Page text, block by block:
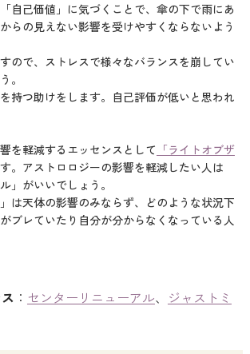
自己価値」に気づくことで、傘の下で雨にあ
らの見えない影響を受けやすくならないよう
ので、ストレスで様々なバランスを崩してい
。
持つ助けをします。自己評価が低いと思われ
を軽減するエッセンスとして 「ライトオブザ
。アストロロジーの影響を軽減したい人は
」がいいでしょう。
は天体の影響のみならず、どのような状況下
ブレていたり自分が分からなくなっている人
： センターリニューアル、 ジャストミ